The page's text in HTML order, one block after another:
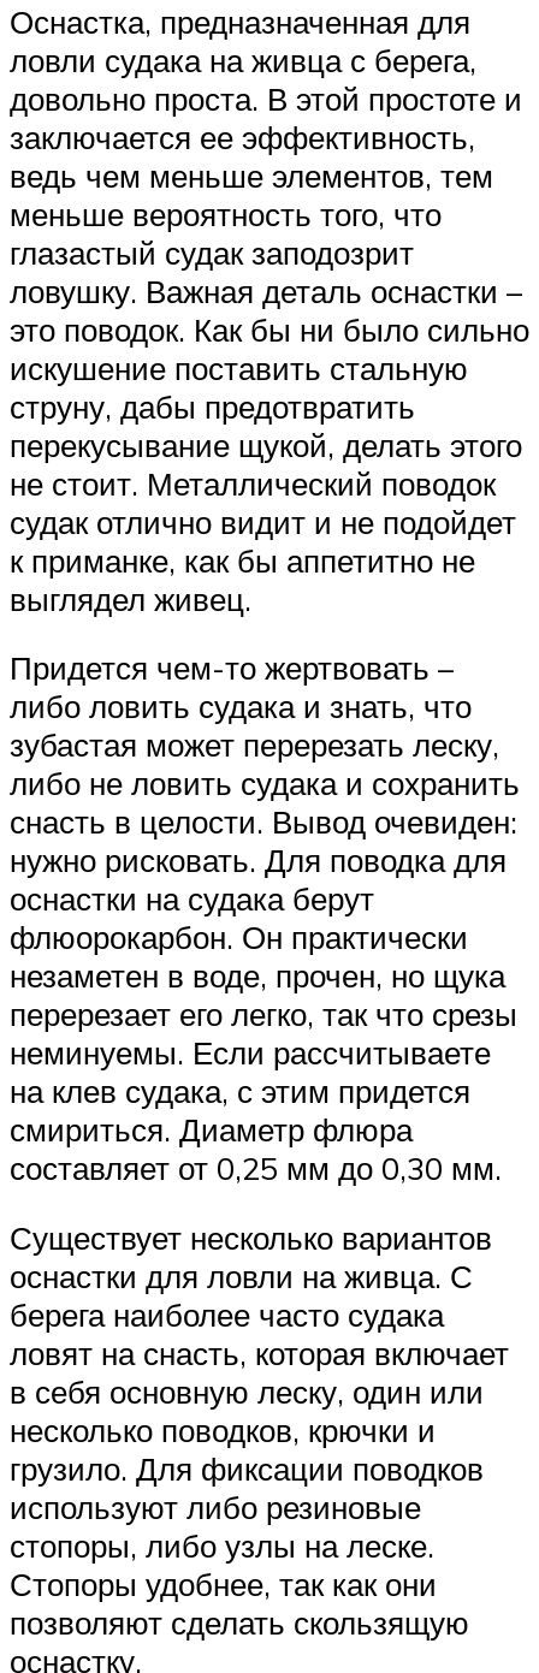
Оснастка, предназначенная для
ловли судака на живца с берега,
довольно проста. В этой простоте и
заключается ее эффективность,
ведь чем меньше элементов, тем
меньше вероятность того, что
глазастый судак заподозрит
ловушку. Важная деталь оснастки –
это поводок. Как бы ни было сильно
искушение поставить стальную
струну, дабы предотвратить
перекусывание щукой, делать этого
не стоит. Металлический поводок
судак отлично видит и не подойдет
к приманке, как бы аппетитно не
выглядел живец.
Придется чем-то жертвовать –
либо ловить судака и знать, что
зубастая может перерезать леску,
либо не ловить судака и сохранить
снасть в целости. Вывод очевиден:
нужно рисковать. Для поводка для
оснастки на судака берут
флюорокарбон. Он практически
незаметен в воде, прочен, но щука
перерезает его легко, так что срезы
неминуемы. Если рассчитываете
на клев судака, с этим придется
смириться. Диаметр флюра
составляет от 0,25 мм до 0,30 мм.
Существует несколько вариантов
оснастки для ловли на живца. С
берега наиболее часто судака
ловят на снасть, которая включает
в себя основную леску, один или
несколько поводков, крючки и
грузило. Для фиксации поводков
используют либо резиновые
стопоры, либо узлы на леске.
Стопоры удобнее, так как они
позволяют сделать скользящую
оснастку.